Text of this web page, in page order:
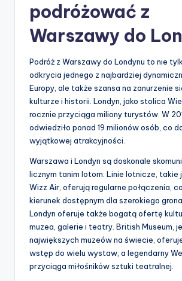
podróżować z
Warszawy do
Podróż z Warszawy do Londynu to nie
odkrycia jednego z najbardziej
Europy, ale także szansa na zanurzenie
kulturze i historii. Londyn, jako stolica
rocznie przyciąga miliony turystów. W
odwiedziło ponad 19 milionów osób, co
wyjątkowej atrakcyjności.
Warszawa i Londyn są doskonale
licznym tanim lotom. Linie lotnicze, takie
Wizz Air, oferują regularne połączenia,
kierunek dostępnym dla szerokiego
Londyn oferuje także bogatą ofertę
muzea, galerie i teatry. British Museum,
największych muzeów na świecie,
wstęp do wielu wystaw, a legendarny
przyciąga miłośników sztuki teatralnej.